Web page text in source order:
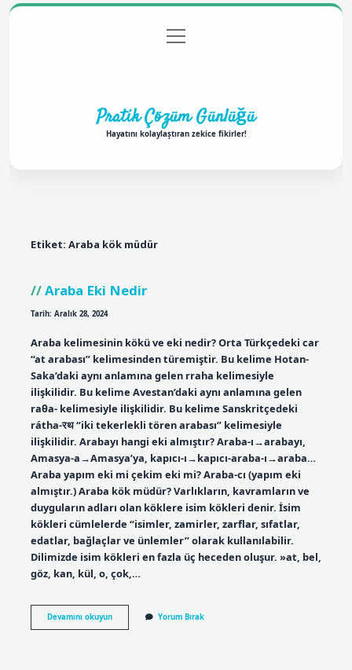
Gizlilik Politikası
menüyü
aç
Pratik Çözüm Günlüğü
Hayatını kolaylaştıran zekice fikirler!
Etiket: Araba kök müdür
Araba Eki Nedir
Tarih: Aralık 28, 2024
Araba kelimesinin kökü ve eki nedir? Orta Türkçedeki car
“at arabası” kelimesinden türemiştir. Bu kelime Hotan-
Saka’daki aynı anlamına gelen rraha kelimesiyle
ilişkilidir. Bu kelime Avestan’daki aynı anlamına gelen
raθa- kelimesiyle ilişkilidir. Bu kelime Sanskritçedeki
rátha-रथ “iki tekerlekli tören arabası” kelimesiyle
ilişkilidir. Arabayı hangi eki almıştır? Araba-ı→arabayı,
Amasya-a→Amasya’ya, kapıcı-ı→kapıcı-araba-ı→araba…
Araba yapım eki mi çekim eki mi? Araba-cı (yapım eki
almıştır.) Araba kök müdür? Varlıkların, kavramların ve
duyguların adları olan köklere isim kökleri denir. İsim
kökleri cümlelerde “isimler, zamirler, zarflar, sıfatlar,
edatlar, bağlaçlar ve ünlemler” olarak kullanılabilir.
Dilimizde isim kökleri en fazla üç heceden oluşur. »at, bel,
göz, kan, kül, o, çok,…
Devamını okuyunAraba
Eki
Yorum Bırak